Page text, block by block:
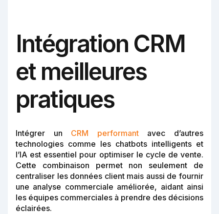
Intégration CRM
et meilleures
pratiques
Intégrer un CRM performantavec d’autres
technologies comme les chatbots intelligents et
l’IA est essentiel pour optimiser le cycle de vente.
Cette combinaison permet non seulement de
centraliser les données client mais aussi de fournir
une analyse commerciale améliorée, aidant ainsi
les équipes commerciales à prendre des décisions
éclairées.